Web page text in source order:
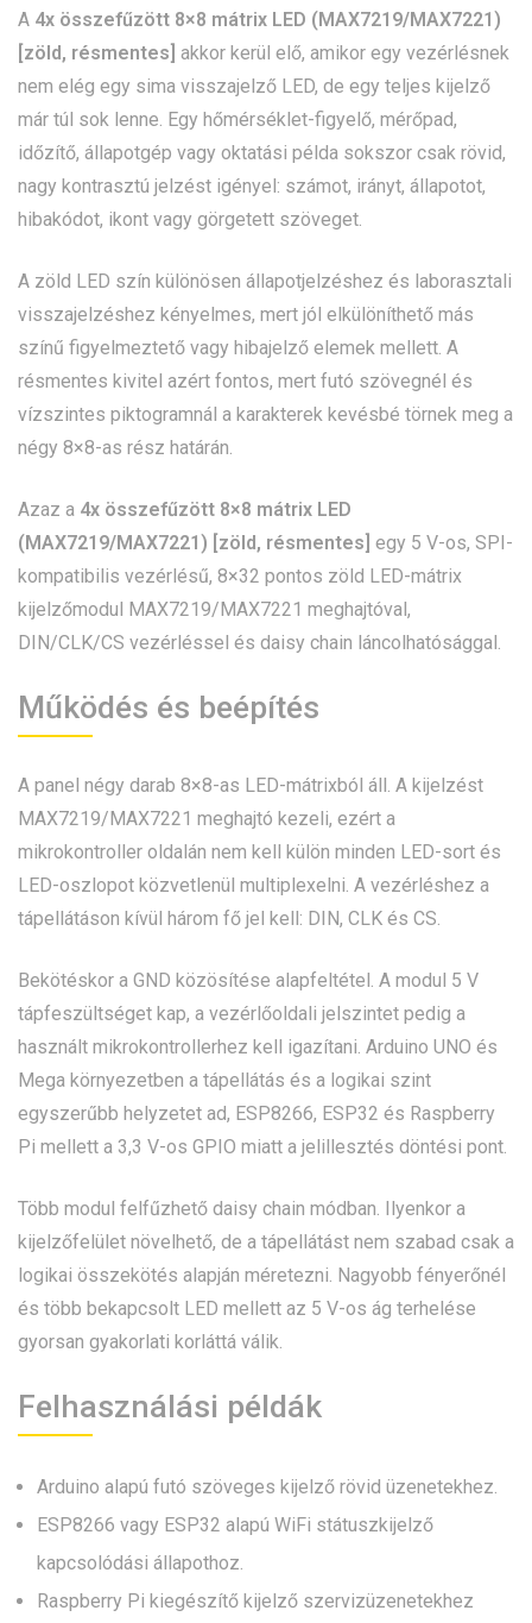
A 4x összefűzött 8×8 mátrix LED (MAX7219/MAX7221)
[zöld, résmentes] akkor kerül elő, amikor egy vezérlésnek
nem elég egy sima visszajelző LED, de egy teljes kijelző
már túl sok lenne. Egy hőmérséklet-figyelő, mérőpad,
időzítő, állapotgép vagy oktatási példa sokszor csak rövid,
nagy kontrasztú jelzést igényel: számot, irányt, állapotot,
hibakódot, ikont vagy görgetett szöveget.
A zöld LED szín különösen állapotjelzéshez és laborasztali
visszajelzéshez kényelmes, mert jól elkülöníthető más
színű figyelmeztető vagy hibajelző elemek mellett. A
résmentes kivitel azért fontos, mert futó szövegnél és
vízszintes piktogramnál a karakterek kevésbé törnek meg a
négy 8×8-as rész határán.
Azaz a 4x összefűzött 8×8 mátrix LED
(MAX7219/MAX7221) [zöld, résmentes] egy 5 V-os, SPI-
kompatibilis vezérlésű, 8×32 pontos zöld LED-mátrix
kijelzőmodul MAX7219/MAX7221 meghajtóval,
DIN/CLK/CS vezérléssel és daisy chain láncolhatósággal.
Működés és beépítés
A panel négy darab 8×8-as LED-mátrixból áll. A kijelzést
MAX7219/MAX7221 meghajtó kezeli, ezért a
mikrokontroller oldalán nem kell külön minden LED-sort és
LED-oszlopot közvetlenül multiplexelni. A vezérléshez a
tápellátáson kívül három fő jel kell: DIN, CLK és CS.
Bekötéskor a GND közösítése alapfeltétel. A modul 5 V
tápfeszültséget kap, a vezérlőoldali jelszintet pedig a
használt mikrokontrollerhez kell igazítani. Arduino UNO és
Mega környezetben a tápellátás és a logikai szint
egyszerűbb helyzetet ad, ESP8266, ESP32 és Raspberry
Pi mellett a 3,3 V-os GPIO miatt a jelillesztés döntési pont.
Több modul felfűzhető daisy chain módban. Ilyenkor a
kijelzőfelület növelhető, de a tápellátást nem szabad csak a
logikai összekötés alapján méretezni. Nagyobb fényerőnél
és több bekapcsolt LED mellett az 5 V-os ág terhelése
gyorsan gyakorlati korláttá válik.
Felhasználási példák
Arduino alapú futó szöveges kijelző rövid üzenetekhez.
ESP8266 vagy ESP32 alapú WiFi státuszkijelző
kapcsolódási állapothoz.
Raspberry Pi kiegészítő kijelző szervizüzenetekhez